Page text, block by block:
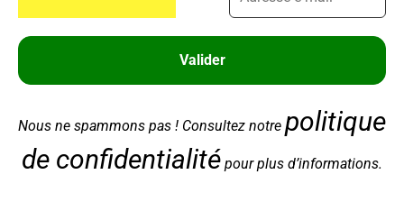
Accepter
Nous ne spammons pas ! Consultez notre politique
de confidentialité pour plus d’informations.